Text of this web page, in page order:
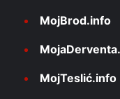
MojBrod.info
MojTeslić.info